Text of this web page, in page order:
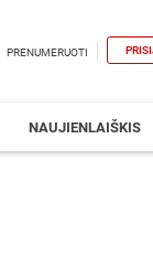
PRENUMERUOTI
NAUJIENLAIŠKIS